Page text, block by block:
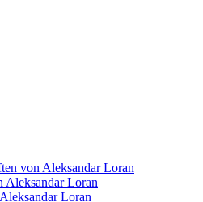
von Aleksandar Loran
Aleksandar Loran
Loran